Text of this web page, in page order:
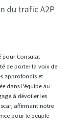
du trafic A2P
pour Consulat
de porter la voix de
approfondis et
dans l'équipe au
à dévoiler les
affirmant notre
pour le peuple